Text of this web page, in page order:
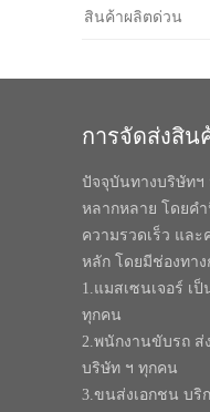
สินค้าผลิตด่วน
การจัดส่งสิน
ปัจจุบันทางบริษัท
หลากหลาย โดยค
ความรวดเร็ว แล
หลัก โดยมีช่องทา
1.แมสเซนเจอร์ เ
ทุกคน
2.พนักงานขับรถ ส่
บริษัท ฯ ทุกคน
3.ขนส่งเอกชน บริ